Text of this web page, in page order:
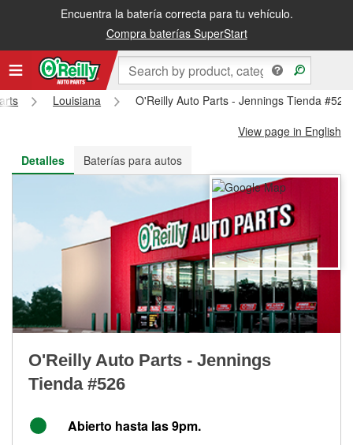
Encuentra la batería correcta para tu vehículo.
Compra baterías SuperStart
Recibe tu orden gratis al día siguiente o recógela en la tienda
Louisiana
O'Reilly Auto Parts - Jennings Tienda #526
View page in English
Detalles
Baterías para autos
O'Reilly Auto Parts - Jennings
Tienda #526
Abierto hasta las 9pm.